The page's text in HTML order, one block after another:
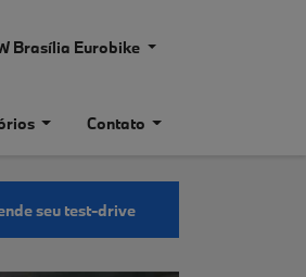
Brasília Eurobike
Contato
seu test-drive